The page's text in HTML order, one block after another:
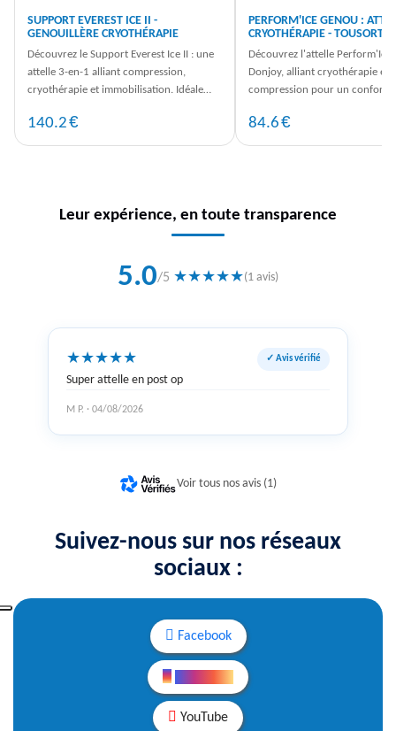
SUPPORT EVEREST ICE II -
GENOUILLÈRE CRYOTHÉRAPIE
Découvrez le Support Everest Ice II : une
attelle 3-en-1 alliant compression,
cryothérapie et immobilisation. Idéale
140.2€
PERFORM'ICE GENOU :
CRYOTHÉRAPIE -
Découvrez l'attelle Perform'Ice
Donjoy, alliant cryothérapie et
compression pour un confort
84.6€
Leur expérience, en toute transparence
5.0/5 ★★★★★(1 avis)
★★★★★ ✓ Avis vérifié
Super attelle en post op
M P. · 04/08/2026
Voir tous nos avis (1)
Suivez-nous sur nos réseaux
sociaux :
Facebook
YouTube